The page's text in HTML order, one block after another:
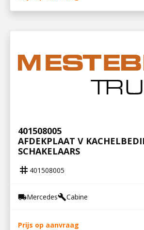
401508005
AFDEKPLAAT V
SCHAKELAARS
tag 401508005
local_shippingMercedesbuildCabine
Prijs op aanvraag